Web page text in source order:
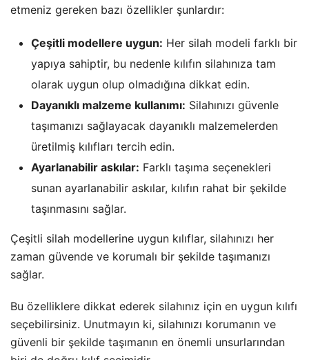
etmeniz gereken bazı özellikler şunlardır:
Çeşitli modellere uygun: Her silah modeli farklı bir
yapıya sahiptir, bu nedenle kılıfın silahınıza tam
olarak uygun olup olmadığına dikkat edin.
Dayanıklı malzeme kullanımı: Silahınızı güvenle
taşımanızı sağlayacak dayanıklı malzemelerden
üretilmiş kılıfları tercih edin.
Ayarlanabilir askılar: Farklı taşıma seçenekleri
sunan ayarlanabilir askılar, kılıfın rahat bir şekilde
taşınmasını sağlar.
Çeşitli silah modellerine uygun kılıflar, silahınızı her
zaman güvende ve korumalı bir şekilde taşımanızı
sağlar.
Bu özelliklere dikkat ederek silahınız için en uygun kılıfı
seçebilirsiniz. Unutmayın ki, silahınızı korumanın ve
güvenli bir şekilde taşımanın en önemli unsurlarından